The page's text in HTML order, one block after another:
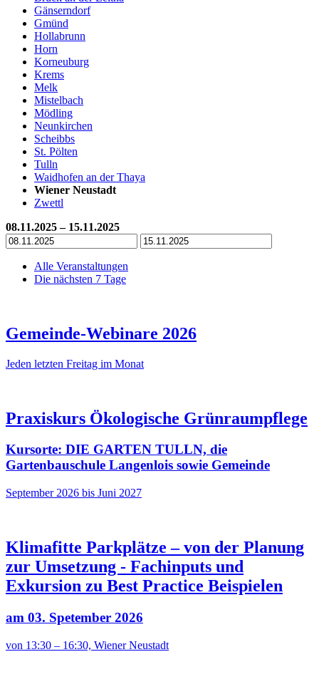
Gänserndorf
Gmünd
Hollabrunn
Horn
Korneuburg
Krems
Melk
Mistelbach
Mödling
Neunkirchen
Scheibbs
St. Pölten
Tulln
Waidhofen an der Thaya
Wiener Neustadt
Zwettl
08.11.2025 – 15.11.2025
Alle Veranstaltungen
Die nächsten 7 Tage
Gemeinde-Webinare 2026
Jeden letzten Freitag im Monat
Praxiskurs Ökologische Grünraumpflege
Kursorte: DIE GARTEN TULLN, die
Gartenbauschule Langenlois sowie Gemeinde
September 2026 bis Juni 2027
Klimafitte Parkplätze – von der Planung
zur Umsetzung - Fachinputs und
Exkursion zu Best Practice Beispielen
am 03. Spetember 2026
von 13:30 – 16:30, Wiener Neustadt